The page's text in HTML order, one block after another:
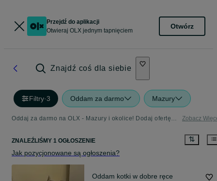
Przejdź do aplikacji
Otwieraj OLX jednym tapnięciem
Otwórz
Znajdź coś dla siebie
Filtry·3 Oddam za darmo Mazury
Oddaj za darmo na OLX - Mazury i okolice! Dodaj ofertę w kategorii Oddam za Darmo Zobacz
ZNALEŹLIŚMY 1 OGŁOSZENIE
Jak pozycjonowane są ogłoszenia?
Oddam kotki w dobre ręce